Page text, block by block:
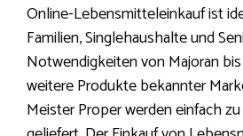
Online-Lebensmitteleinkauf ist
Familien, Singlehaushalte und
Notwendigkeiten von Majoran
weitere Produkte bekannter
Meister Proper werden einfach